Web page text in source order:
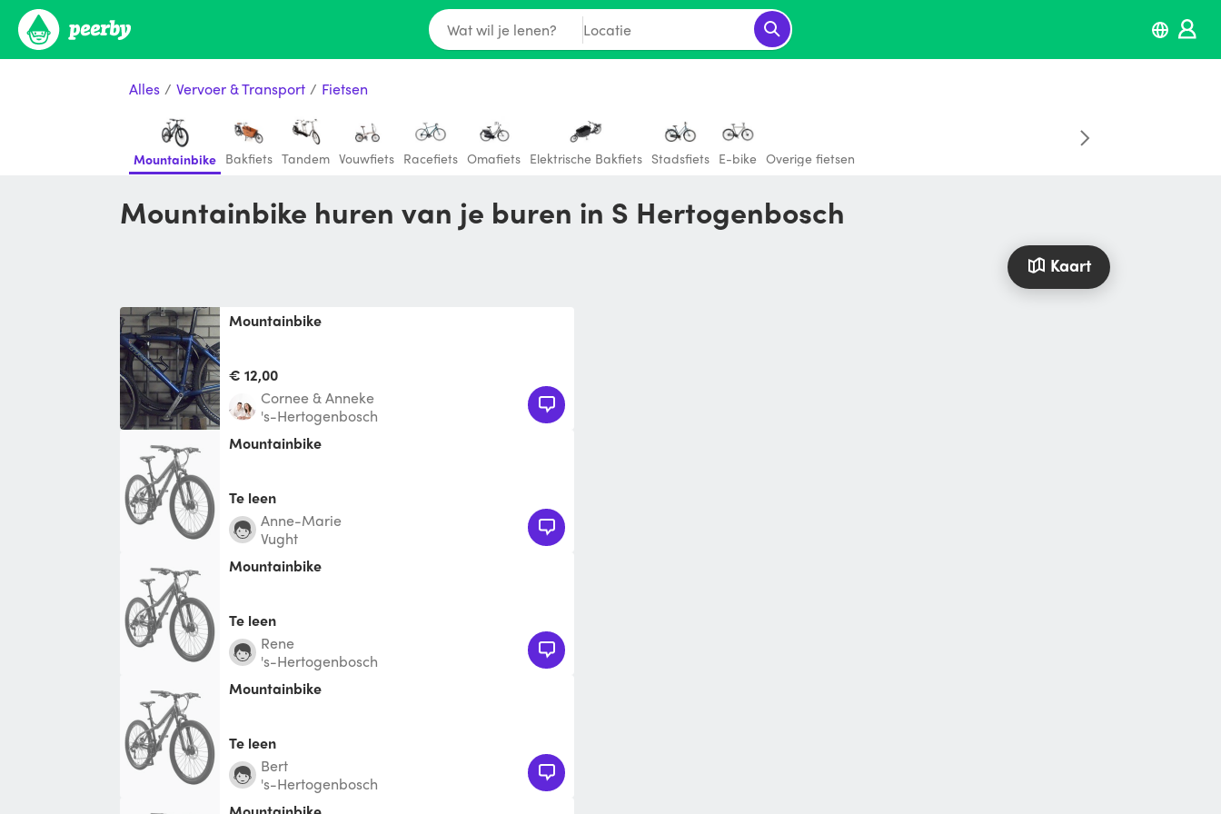
Wat wil je lenen? Locatie
Alles / Vervoer & Transport / Fietsen
Mountainbike Bakfiets Tandem Vouwfiets Racefiets Omafiets Elektrische Bakfiets Stadsfiets E-bike Overige fietsen
Mountainbike huren van je buren in S Hertogenbosch
Kaart
Mountainbike
€ 12,00
Cornee & Anneke
's-Hertogenbosch
mountainbike
Te leen
Anne-Marie
Vught
Mountainbike
Te leen
Rene
's-Hertogenbosch
Mountainbike
Te leen
Bert
's-Hertogenbosch